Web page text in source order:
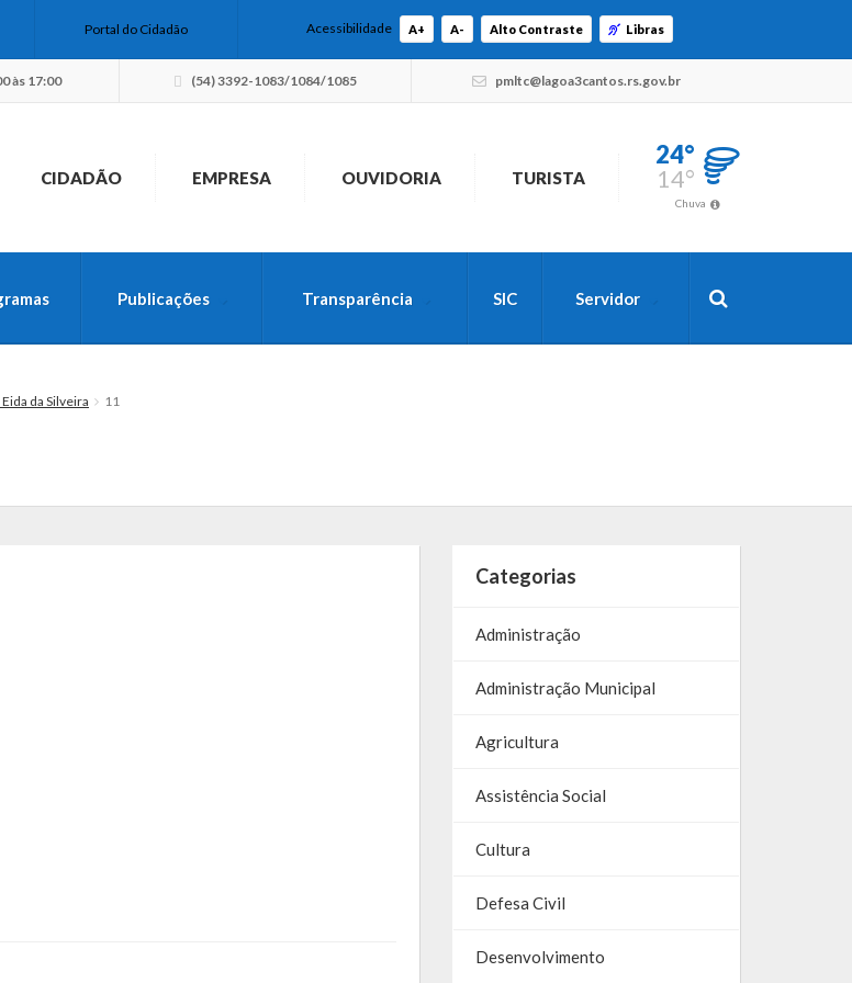
Portal do Cidadão Acessibilidade A+ A- Alto Contraste Libras
às 17:00 (54) 3392-1083/1084/1085 pmltc@lagoa3cantos.rs.gov.br
CIDADÃO EMPRESA OUVIDORIA TURISTA
24°
14°
Chuva
Publicações Transparência SIC Servidor
da Silveira 11
Categorias
Administração
Administração Municipal
Agricultura
Assistência Social
Cultura
Defesa Civil
Desenvolvimento